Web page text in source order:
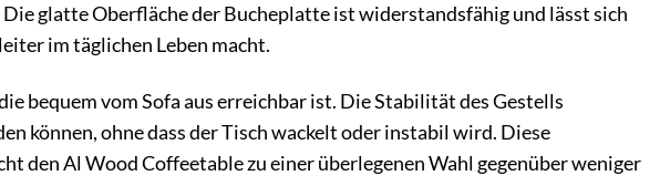
glatte Oberfläche der Bucheplatte ist widerstandsfähig und lässt sich
im täglichen Leben macht.
bequem vom Sofa aus erreichbar ist. Die Stabilität des Gestells
können, ohne dass der Tisch wackelt oder instabil wird. Diese
den Al Wood Coffeetable zu einer überlegenen Wahl gegenüber weniger